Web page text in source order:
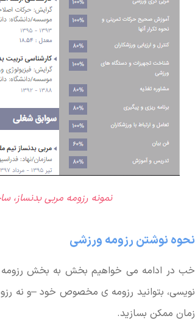
نمونه رزومه مربی بدنساز،
نحوه نوشتن رزومه ورزشی
خب در ادامه می خواهیم بخش به بخش رزومه
نویسی، بتوانید رزومه ی مخصوص خود –و نه
زمان ممکن بسازید.